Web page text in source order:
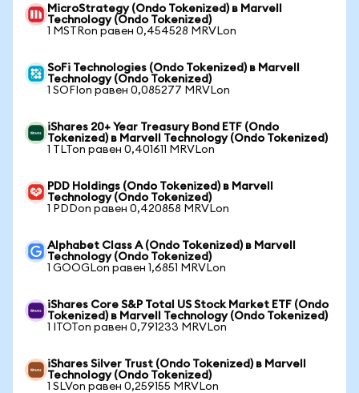
MicroStrategy (Ondo Tokenized) в Marvell
Technology (Ondo Tokenized)
1 MSTRon равен 0,454528 MRVLon
SoFi Technologies (Ondo Tokenized) в Marvell
Technology (Ondo Tokenized)
1 SOFIon равен 0,085277 MRVLon
iShares 20+ Year Treasury Bond ETF (Ondo
Tokenized) в Marvell Technology (Ondo Tokenized)
1 TLTon равен 0,401611 MRVLon
PDD Holdings (Ondo Tokenized) в Marvell
Technology (Ondo Tokenized)
1 PDDon равен 0,420858 MRVLon
Alphabet Class A (Ondo Tokenized) в Marvell
Technology (Ondo Tokenized)
1 GOOGLon равен 1,6851 MRVLon
iShares Core S&P Total US Stock Market ETF (Ondo
Tokenized) в Marvell Technology (Ondo Tokenized)
1 ITOTon равен 0,791233 MRVLon
iShares Silver Trust (Ondo Tokenized) в Marvell
Technology (Ondo Tokenized)
1 SLVon равен 0,259155 MRVLon